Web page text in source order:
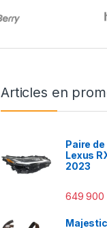
Articles en
Paire de
Lexus
2023
649 900